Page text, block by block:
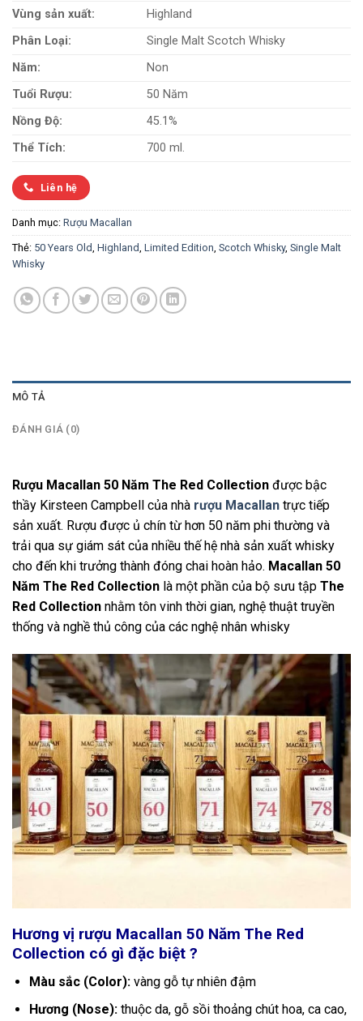
Vùng sản xuất:
Highland
Phân Loại:
Single Malt Scotch Whisky
Năm:
Non
Tuổi Rượu:
50 Năm
Nồng Độ:
45.1%
Thể Tích:
700 ml.
Liên hệ
Danh mục: Rượu Macallan
Thẻ: 50 Years Old, Highland, Limited Edition, Scotch Whisky, Single Malt
Whisky
MÔ TẢ
ĐÁNH GIÁ (0)
Rượu Macallan 50 Năm The Red Collection được bậc
thầy Kirsteen Campbell của nhà rượu Macallan trực tiếp
sản xuất. Rượu được ủ chín từ hơn 50 năm phi thường và
trải qua sự giám sát của nhiều thế hệ nhà sản xuất whisky
cho đến khi trưởng thành đóng chai hoàn hảo. Macallan 50
Năm The Red Collection là một phần của bộ sưu tập The
Red Collection nhằm tôn vinh thời gian, nghệ thuật truyền
thống và nghề thủ công của các nghệ nhân whisky
Hương vị rượu Macallan 50 Năm The Red
Collection có gì đặc biệt ?
Màu sắc (Color):vàng gỗ tự nhiên đậm
Hương (Nose): thuộc da, gỗ sồi thoảng chút hoa, ca cao,